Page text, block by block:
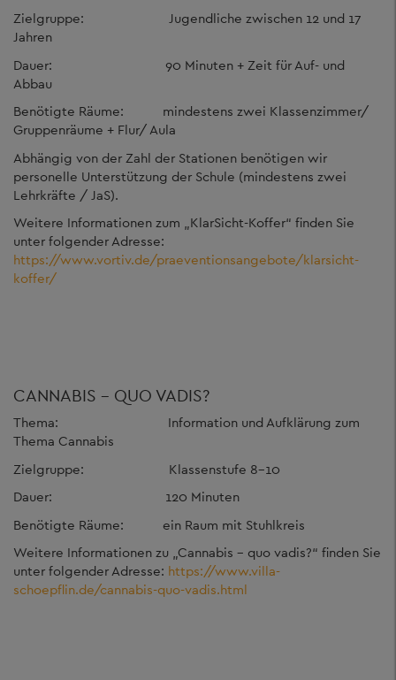
Zielgruppe: Jugendliche zwischen 12 und 17
Jahren
Dauer: 90 Minuten + Zeit für Auf- und
Abbau
Benötigte Räume: mindestens zwei Klassenzimmer/
Gruppenräume + Flur/ Aula
Abhängig von der Zahl der Stationen benötigen wir
personelle Unterstützung der Schule (mindestens zwei
Lehrkräfte / JaS).
Weitere Informationen zum „KlarSicht-Koffer“ finden Sie
unter folgender Adresse:
https://www.vortiv.de/praeventionsangebote/klarsicht-
koffer/
CANNABIS – QUO VADIS?
Thema: Information und Aufklärung zum
Thema Cannabis
Zielgruppe: Klassenstufe 8-10
Dauer: 120 Minuten
Benötigte Räume: ein Raum mit Stuhlkreis
Weitere Informationen zu „Cannabis – quo vadis?“ finden Sie
unter folgender Adresse: https://www.villa-
schoepflin.de/cannabis-quo-vadis.html